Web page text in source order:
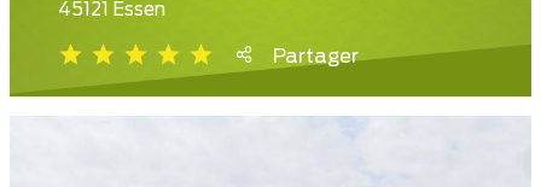
45121 Essen
Partager